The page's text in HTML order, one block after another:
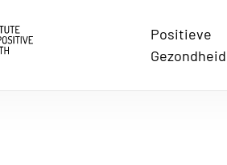
Institute for Positive Health
Positieve
Gezondheid